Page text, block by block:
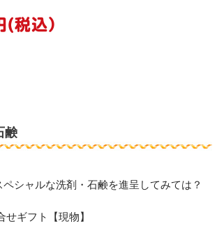
鹸
シャルな洗剤・石鹸を進呈してみては？
せギフト【現物】